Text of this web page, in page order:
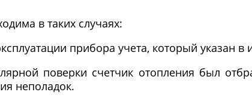
в таких случаях:
прибора учета, который указан в
поверки счетчик отопления был
неполадок.